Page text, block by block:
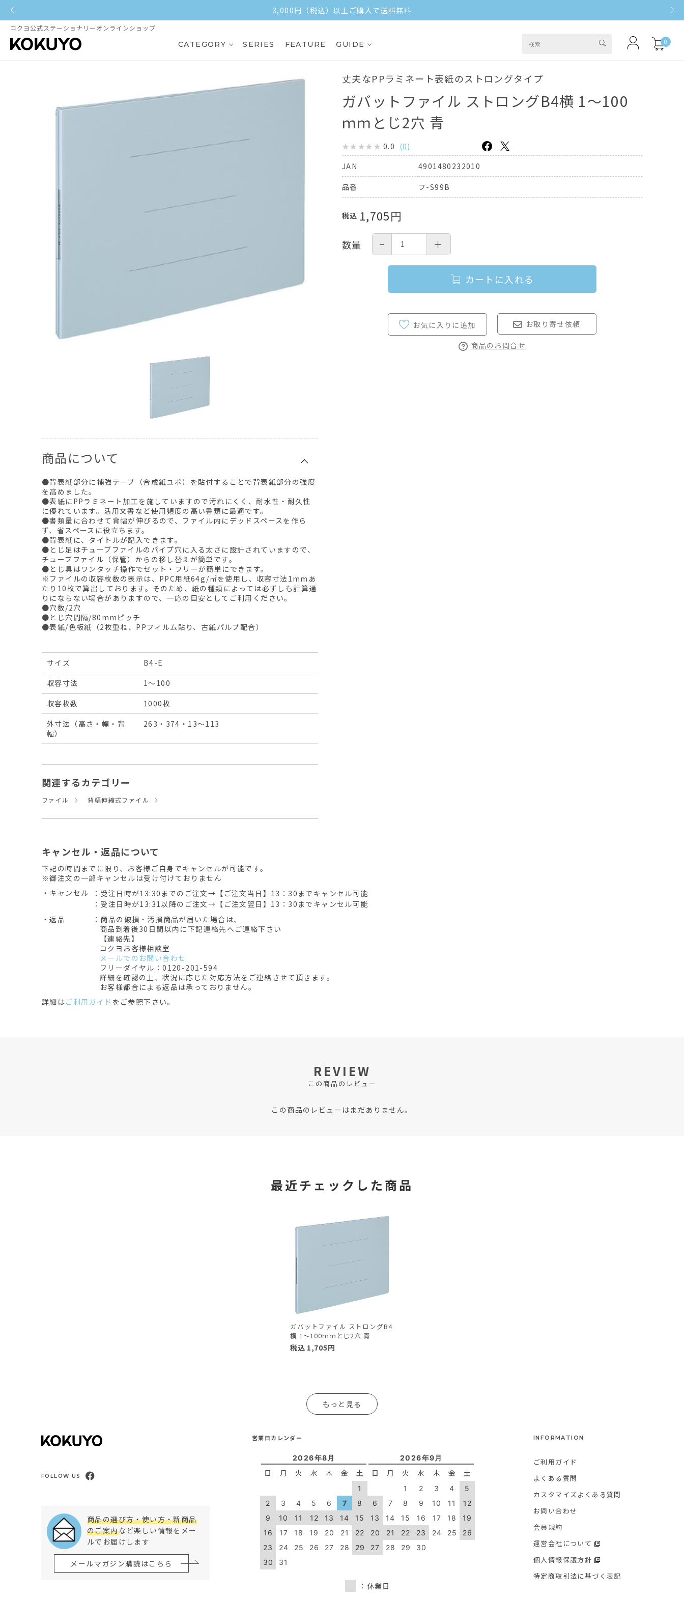
3,000円（税込）以上ご購入で送料無料
コクヨ公式ステーショナリーオンラインショップ
CATEGORY SERIES FEATURE GUIDE 0
商品について
●背表紙部分に補強テープ（合成紙ユポ）を貼付することで背表紙部分の強度
を高めました。
●表紙にPPラミネート加工を施していますので汚れにくく、耐水性・耐久性
に優れています。活用文書など使用頻度の高い書類に最適です。
●書類量に合わせて背幅が伸びるので、ファイル内にデッドスペースを作ら
ず、省スペースに役立ちます。
●背表紙に、タイトルが記入できます。
●とじ足はチューブファイルのパイプ穴に入る太さに設計されていますので、
チューブファイル（保管）からの移し替えが簡単です。
●とじ具はワンタッチ操作でセット・フリーが簡単にできます。
※ファイルの収容枚数の表示は、PPC用紙64g/㎡を使用し、収容寸法1mmあ
たり10枚で算出しております。そのため、紙の種類によっては必ずしも計算通
りにならない場合がありますので、一応の目安としてご利用ください。
●穴数/2穴
●とじ穴間隔/80mmピッチ
●表紙/色板紙（2枚重ね、PPフィルム貼り、古紙パルプ配合）
サイズ
B4-E
収容寸法
1～100
収容枚数
1000枚
外寸法（高さ・幅・背
幅）
263・374・13～113
関連するカテゴリー
ファイル 背幅伸縮式ファイル
丈夫なPPラミネート表紙のストロングタイプ
ガバットファイル ストロングB4横 1～100
ｍｍとじ2穴 青
0.0 (0)
JAN
4901480232010
品番 フ-S99B
税込 1,705円
数量 − ＋
カートに入れる
お取り寄せ依頼
商品のお問合せ
キャンセル・返品について
下記の時間までに限り、お客様ご自身でキャンセルが可能です。
※御注文の一部キャンセルは受け付けておりません
・キャンセル
：受注日時が13:30までのご注文→【ご注文当日】13：30までキャンセル可能
：受注日時が13:31以降のご注文→【ご注文翌日】13：30までキャンセル可能
・返品
：商品の破損・汚損商品が届いた場合は、
商品到着後30日間以内に下記連絡先へご連絡下さい
【連絡先】
コクヨお客様相談室
メールでのお問い合わせ
フリーダイヤル：0120-201-594
詳細を確認の上、状況に応じた対応方法をご連絡させて頂きます。
お客様都合による返品は承っておりません。
詳細はご利用ガイド をご参照下さい。
REVIEW
この商品のレビュー
この商品のレビューはまだありません。
最近チェックした商品
ガバットファイル ストロングB4
横 1～100ｍｍとじ2穴 青
税込 1,705円
もっと見る
FOLLOW US
商品の選び方・使い方・新商品
のご案内など楽しい情報をメー
ルでお届けします
メールマガジン購読はこちら
営業日カレンダー
2026年8月
日 月 火 水 木 金 土
1
2
3 4 5 6 7
8
9
10 11 12 13 14
15
16
17 18 19 20 21
22
23
24 25 26 27 28
29
30
31
2026年9月
日 月 火 水 木 金 土
1 2 3 4
5
6
7 8 9 10 11
12
13
14 15 16 17 18
19
20
21 22 23 24 25
26
27
28 29 30
：休業日
INFORMATION
ご利用ガイド
よくある質問
カスタマイズよくある質問
お問い合わせ
会員規約
運営会社について
個人情報保護方針
特定商取引法に基づく表記